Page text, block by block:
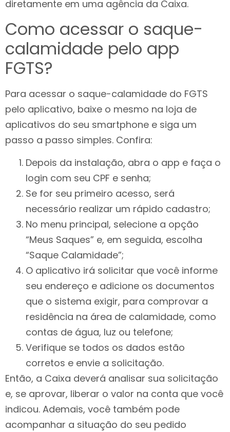
diretamente em uma agência da Caixa.
Como acessar o saque-
calamidade pelo app
FGTS?
Para acessar o saque-calamidade do FGTS
pelo aplicativo, baixe o mesmo na loja de
aplicativos do seu smartphone e siga um
passo a passo simples. Confira:
Depois da instalação, abra o app e faça o
login com seu CPF e senha;
Se for seu primeiro acesso, será
necessário realizar um rápido cadastro;
No menu principal, selecione a opção
“Meus Saques” e, em seguida, escolha
“Saque Calamidade”;
O aplicativo irá solicitar que você informe
seu endereço e adicione os documentos
que o sistema exigir, para comprovar a
residência na área de calamidade, como
contas de água, luz ou telefone;
Verifique se todos os dados estão
corretos e envie a solicitação.
Então, a Caixa deverá analisar sua solicitação
e, se aprovar, liberar o valor na conta que você
indicou. Ademais, você também pode
acompanhar a situação do seu pedido